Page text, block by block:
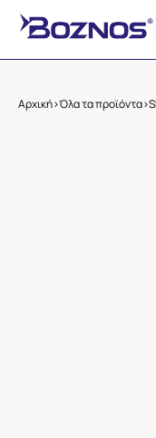
Αρχική>Όλα τα προϊόντα>